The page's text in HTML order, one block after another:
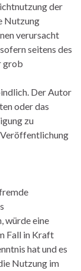
der
Nutzung
verursacht
seitens des
grob
Der Autor
oder das
zu
Veröffentlichung
würde eine
Fall in Kraft
hat und es
Nutzung im